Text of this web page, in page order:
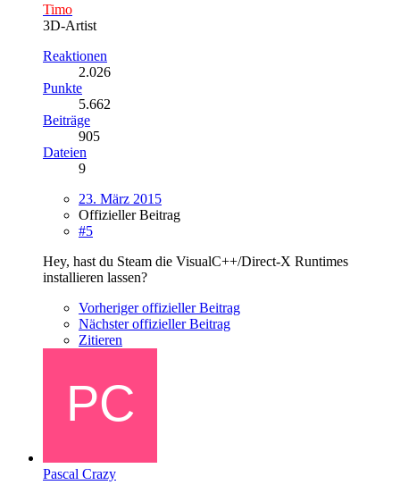
Timo
3D-Artist
Reaktionen
2.026
Punkte
5.662
Beiträge
905
Dateien
9
23. März 2015
Offizieller Beitrag
#5
Hey, hast du Steam die VisualC++/Direct-X Runtimes
installieren lassen?
Vorheriger offizieller Beitrag
Nächster offizieller Beitrag
Zitieren
Pascal Crazy